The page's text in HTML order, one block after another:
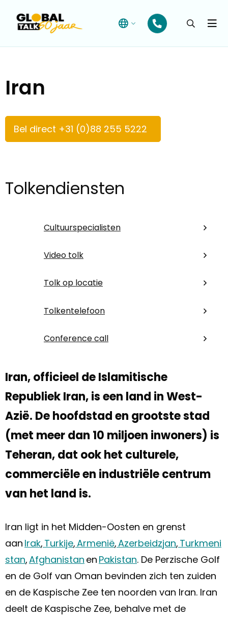
Open
Iran
Bel direct +31 (0)88 255 5222
Tolkendiensten
Cultuurspecialisten
Video tolk
Tolk op locatie
Tolkentelefoon
Conference call
Iran, officieel de Islamitische
Republiek Iran, is een land in West-
Azië. De hoofdstad en grootste stad
(met meer dan 10 miljoen inwoners) is
Teheran, dat ook het culturele,
commerciële en industriële centrum
van het land is.
Iran ligt in het Midden-Oosten en grenst
aan Irak, Turkije,Armenië,Azerbeidzjan, Turkmeni
stan,Afghanistan en Pakistan. De Perzische Golf
en de Golf van Oman bevinden zich ten zuiden
en de Kaspische Zee ten noorden van Iran. Iran
deelt de Kaspische Zee, behalve met de